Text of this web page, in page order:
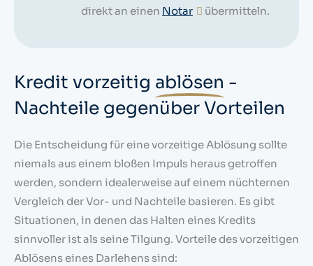
direkt an einen Notar übermitteln.
Kredit vorzeitig ablösen -
Nachteile gegenüber Vorteilen
Die Entscheidung für eine vorzeitige Ablösung sollte
niemals aus einem bloßen Impuls heraus getroffen
werden, sondern idealerweise auf einem nüchternen
Vergleich der Vor- und Nachteile basieren. Es gibt
Situationen, in denen das Halten eines Kredits
sinnvoller ist als seine Tilgung. Vorteile des vorzeitigen
Ablösens eines Darlehens sind: